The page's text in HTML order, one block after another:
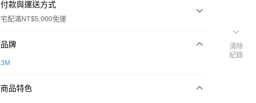
付款與運送方式
宅配滿NT$5,000免運
付款方式
信用卡一次付款
品牌
3M
商品特色
清除
紀錄